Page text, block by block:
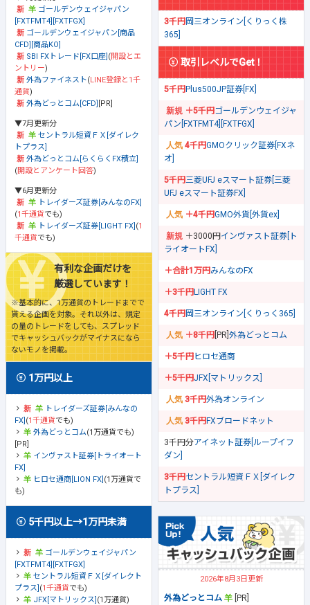
ゴールデンウェイジャパン
[FXTFMT4][FXTFGX]
ゴールデンウェイジャパン[商品
CFD][商品KO]
SBI FXトレード[FX口座] (開設とエ
ントリー)
外為ファイネスト(LINE登録と1千
通貨)
外為どっとコム[CFD] [PR]
▼7月更新分
セントラル短資ＦＸ[ダイレク
トプラス]
外為どっとコム[らくらくFX積立]
(開設とアンケート回答)
▼6月更新分
トレイダーズ証券[みんなのFX]
(1千通貨でも)
トレイダーズ証券[LIGHT FX] (1
千通貨でも)
有利な企画だけを
厳選しています！
※基本的に、1万通貨のトレードまでで
貰える企画を対象。それ以外は、規定
の量のトレードをしても、スプレッド
でキャッシュバックがマイナスになら
ないモノを掲載。
1万円以上
トレイダーズ証券[みんなの
FX] (1千通貨でも)
外為どっとコム(1万通貨でも)
[PR]
インヴァスト証券[トライオート
FX]
ヒロセ通商[LION FX] (1万通貨で
も)
5千円以上→1万円未満
ゴールデンウェイジャパン
[FXTFMT4][FXTFGX]
セントラル短資ＦＸ[ダイレクト
プラス] (1千通貨でも)
JFX[マトリックス] (1万通貨)
3千円岡三オンライン[くりっく株
365]
取引レベルでGet！
5千円Plus500JP証券[FX]
＋5千円ゴールデンウェイジャ
パン[FXTFMT4][FXTFGX]
4千円GMOクリック証券[FXネ
オ]
5千円三菱UFJ eスマート証券[三菱
UFJ eスマート証券FX]
＋4千円GMO外貨[外貨ex]
＋3000円 インヴァスト証券[ト
ライオートFX]
＋合計1万円みんなのFX
＋3千円LIGHT FX
4千円岡三オンライン[くりっく365]
＋8千円 [PR] 外為どっとコム
＋5千円ヒロセ通商
＋5千円JFX[マトリックス]
3千円外為オンライン
3千円FXブロードネット
3千円分アイネット証券[ループイフ
ダン]
3千円セントラル短資ＦＸ[ダイレク
トプラス]
2026年8月3日更新
外為どっとコム
[PR]